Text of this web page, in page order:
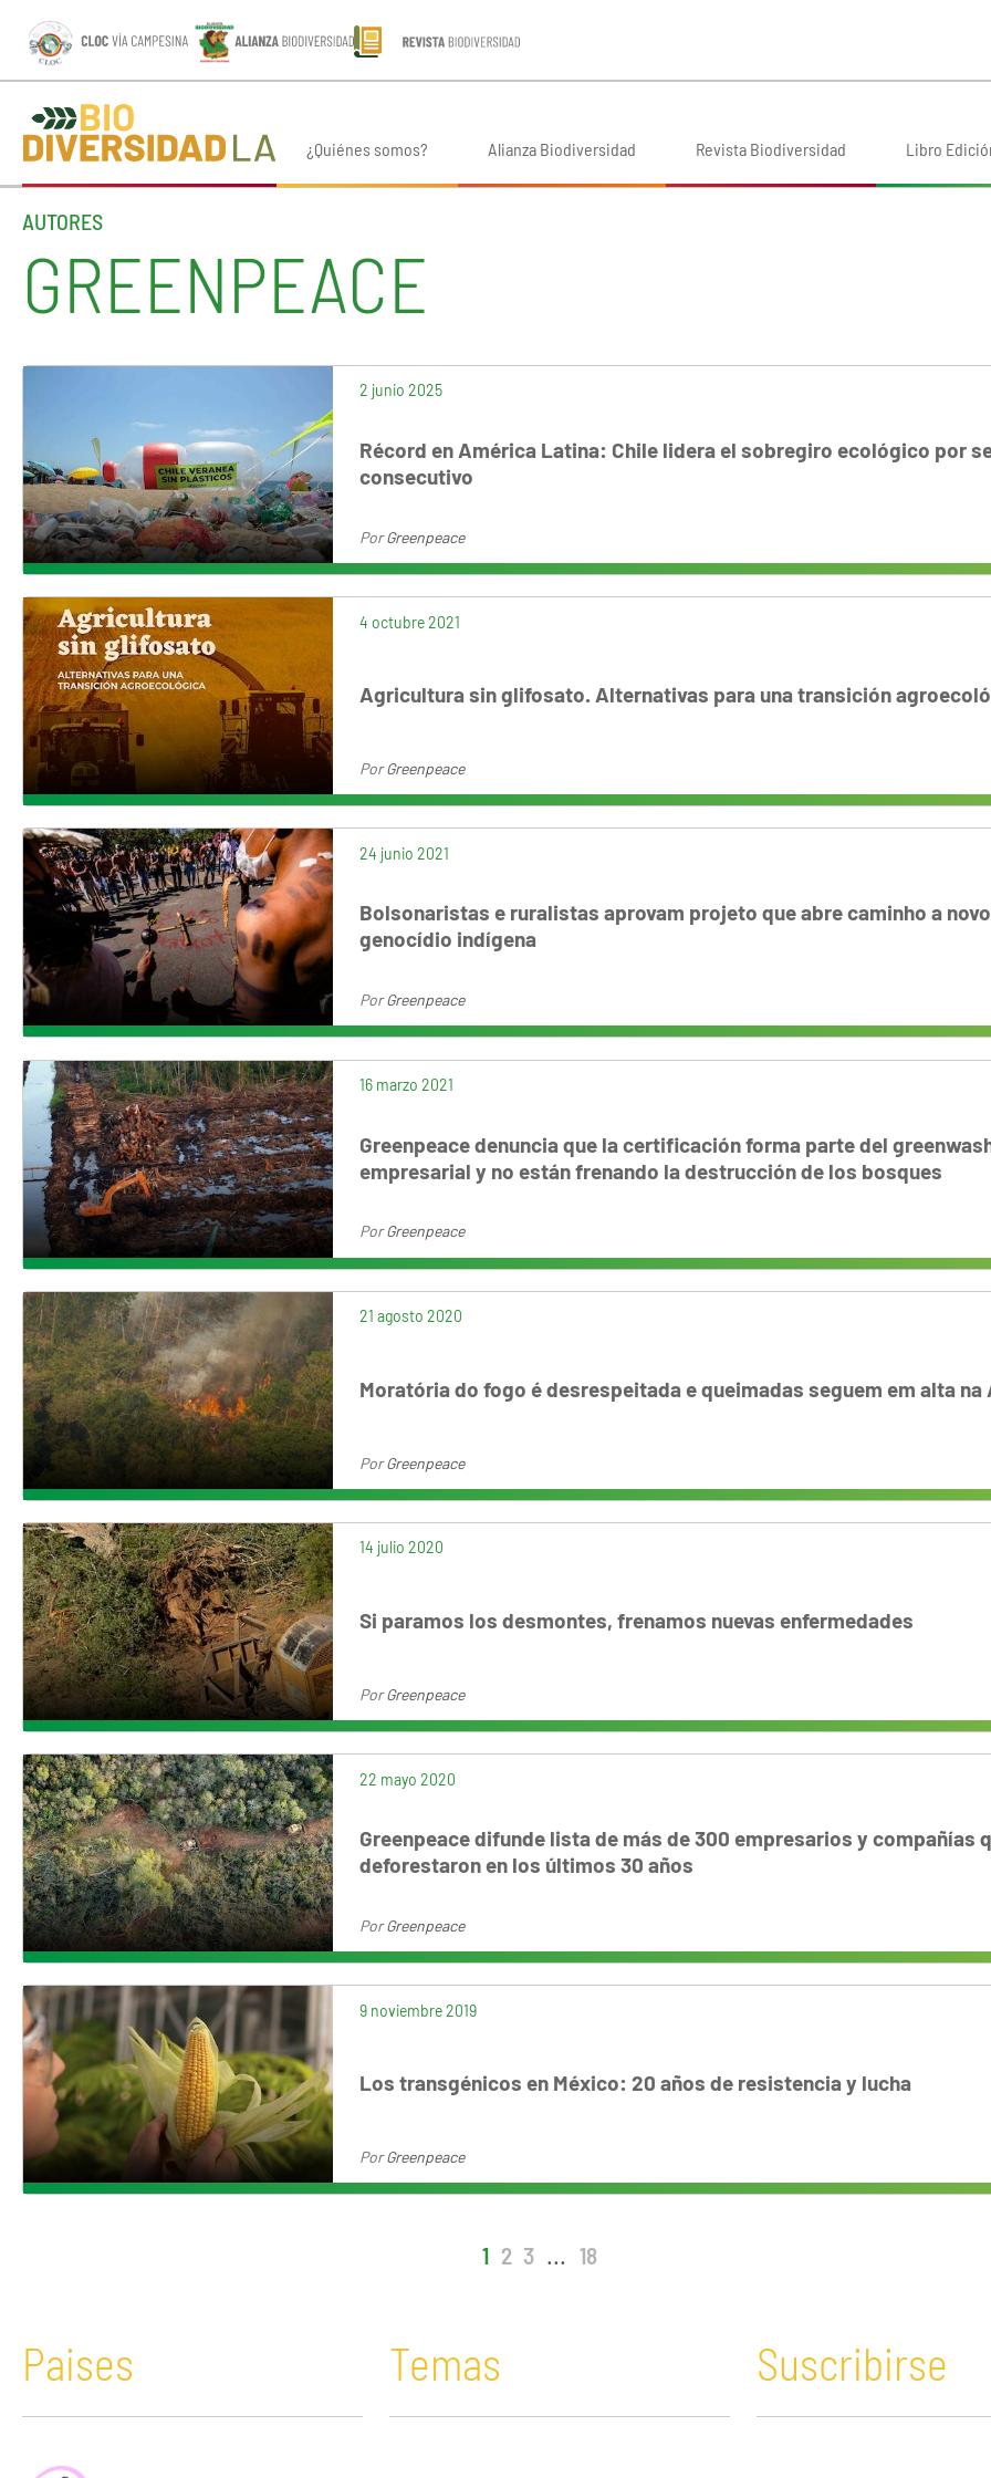
¿Quiénes somos? Alianza Biodiversidad Revista Biodiversidad Libro
AUTORES
GREENPEACE
2 junio 2025
Récord en América Latina: Chile lidera el sobregiro ecológico por
consecutivo
PorGreenpeace
4 octubre 2021
Agricultura sin glifosato. Alternativas para una transición
PorGreenpeace
24 junio 2021
Bolsonaristas e ruralistas aprovam projeto que abre caminho a novo
genocídio indígena
PorGreenpeace
16 marzo 2021
Greenpeace denuncia que la certificación forma parte del
empresarial y no están frenando la destrucción de los bosques
PorGreenpeace
21 agosto 2020
Moratória do fogo é desrespeitada e queimadas seguem em alta na
PorGreenpeace
14 julio 2020
Si paramos los desmontes, frenamos nuevas enfermedades
PorGreenpeace
22 mayo 2020
Greenpeace difunde lista de más de 300 empresarios y compañías
deforestaron en los últimos 30 años
PorGreenpeace
9 noviembre 2019
Los transgénicos en México: 20 años de resistencia y lucha
PorGreenpeace
1 2 3 ... 18
Paises Temas Suscribirse